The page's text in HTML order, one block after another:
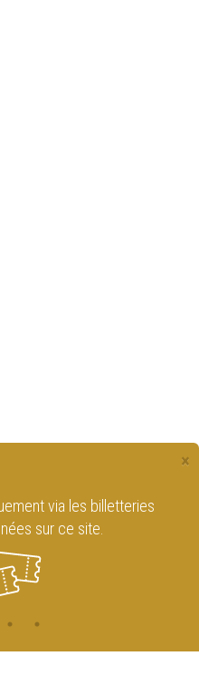
×
via les billetteries
sur ce site.